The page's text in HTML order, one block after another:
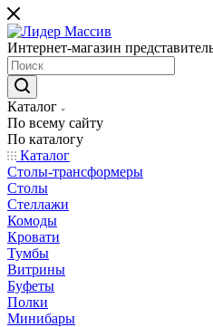
Интернет-магазин
Каталог
По всему сайту
По каталогу
Каталог
Столы-трансформеры
Столы
Стеллажи
Комоды
Кровати
Тумбы
Витрины
Буфеты
Полки
Минибары